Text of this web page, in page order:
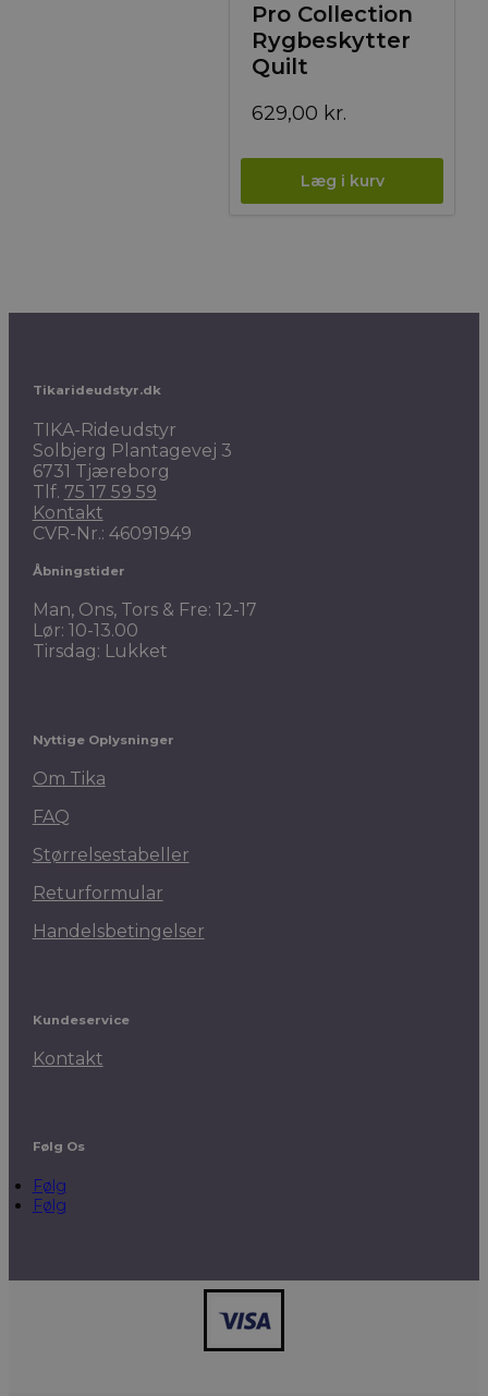
Pro Collection
Rygbeskytter
Quilt
629,00 kr.
Tikarideudstyr.dk
TIKA-Rideudstyr
Solbjerg Plantagevej 3
6731 Tjæreborg
Tlf. 75 17 59 59
Kontakt
CVR-Nr.: 46091949
Åbningstider
Man, Ons, Tors & Fre: 12-17
Lør: 10-13.00
Tirsdag: Lukket
Nyttige Oplysninger
Om Tika
FAQ
Størrelsestabeller
Returformular
Handelsbetingelser
Kundeservice
Kontakt
Følg Os
Følg
Følg